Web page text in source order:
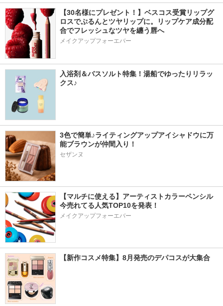
【30名様にプレゼント！】ベスコス受賞リップグ
ロスでぷるんとツヤリップに。リップケア成分配
合でフレッシュなツヤを纏う唇へ
メイクアップフォーエバー
入浴剤＆バスソルト特集！湯船でゆったりリラッ
クス♪
3色で簡単♪ライティングアップアイシャドウに万
能ブラウンが仲間入り！
セザンヌ
【マルチに使える】アーティストカラーペンシル
今売れてる人気TOP10を発表！
メイクアップフォーエバー
【新作コスメ特集】8月発売のデパコスが大集合